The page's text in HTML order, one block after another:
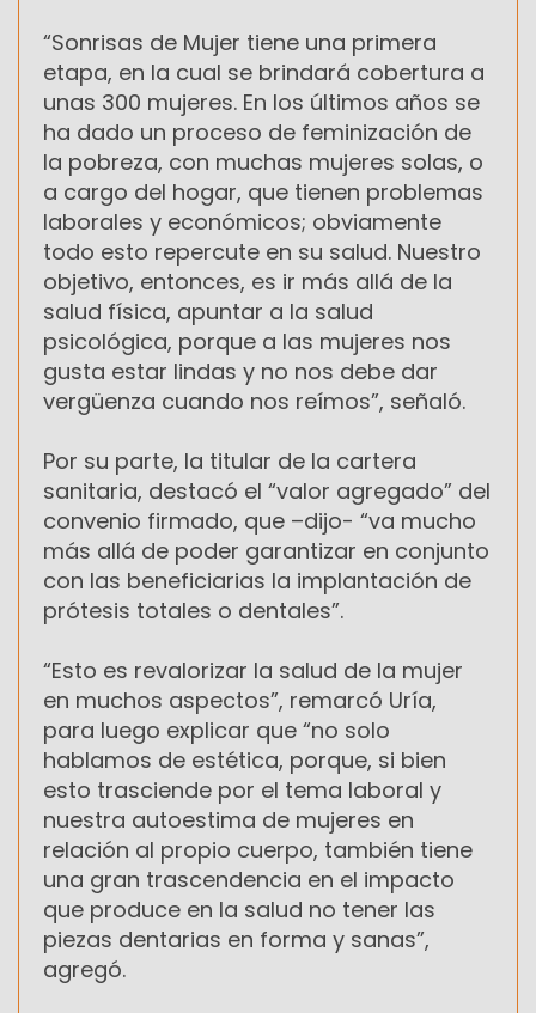
“Sonrisas de Mujer tiene una primera
etapa, en la cual se brindará cobertura a
unas 300 mujeres. En los últimos años se
ha dado un proceso de feminización de
la pobreza, con muchas mujeres solas, o
a cargo del hogar, que tienen problemas
laborales y económicos; obviamente
todo esto repercute en su salud. Nuestro
objetivo, entonces, es ir más allá de la
salud física, apuntar a la salud
psicológica, porque a las mujeres nos
gusta estar lindas y no nos debe dar
vergüenza cuando nos reímos”, señaló.
Por su parte, la titular de la cartera
sanitaria, destacó el “valor agregado” del
convenio firmado, que –dijo- “va mucho
más allá de poder garantizar en conjunto
con las beneficiarias la implantación de
prótesis totales o dentales”.
“Esto es revalorizar la salud de la mujer
en muchos aspectos”, remarcó Uría,
para luego explicar que “no solo
hablamos de estética, porque, si bien
esto trasciende por el tema laboral y
nuestra autoestima de mujeres en
relación al propio cuerpo, también tiene
una gran trascendencia en el impacto
que produce en la salud no tener las
piezas dentarias en forma y sanas”,
agregó.